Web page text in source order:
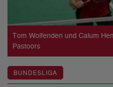
Tom Wolfenden und Calum
Pastoors
BUNDESLIGA